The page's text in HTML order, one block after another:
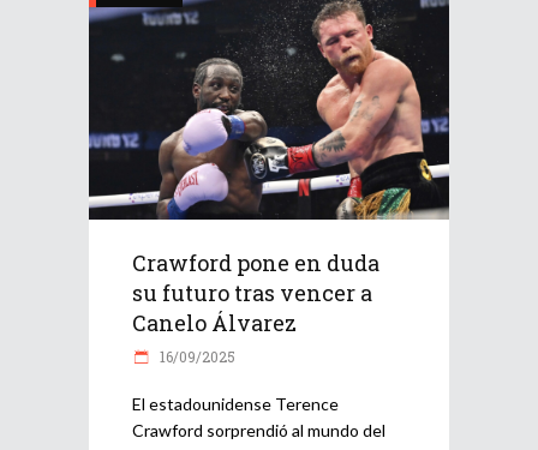
Crawford pone en duda
su futuro tras vencer a
Canelo Álvarez
16/09/2025
El estadounidense Terence
Crawford sorprendió al mundo del